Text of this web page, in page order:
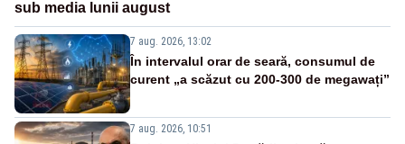
sub media lunii august
7 aug. 2026, 13:02
În intervalul orar de seară, consumul de
curent „a scăzut cu 200-300 de megawați”
7 aug. 2026, 10:51